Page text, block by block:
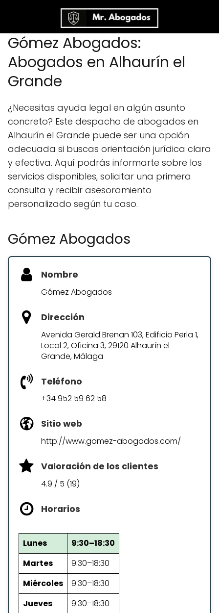
Gómez Abogados:
Abogados en Alhaurín el
Grande
¿Necesitas ayuda legal en algún asunto
concreto? Este despacho de abogados en
Alhaurín el Grande puede ser una opción
adecuada si buscas orientación jurídica clara
y efectiva. Aquí podrás informarte sobre los
servicios disponibles, solicitar una primera
consulta y recibir asesoramiento
personalizado según tu caso.
Gómez Abogados
Nombre
Gómez Abogados
Dirección
Avenida Gerald Brenan 103, Edificio Perla 1,
Local 2, Oficina 3, 29120 Alhaurín el
Grande, Málaga
Teléfono
+34 952 59 62 58
Sitio web
http://www.gomez-abogados.com/
Valoración de los clientes
4.9 / 5 (19)
Horarios
Lunes
9:30–18:30
Martes
9:30–18:30
Miércoles
9:30–18:30
Jueves
9:30–18:30